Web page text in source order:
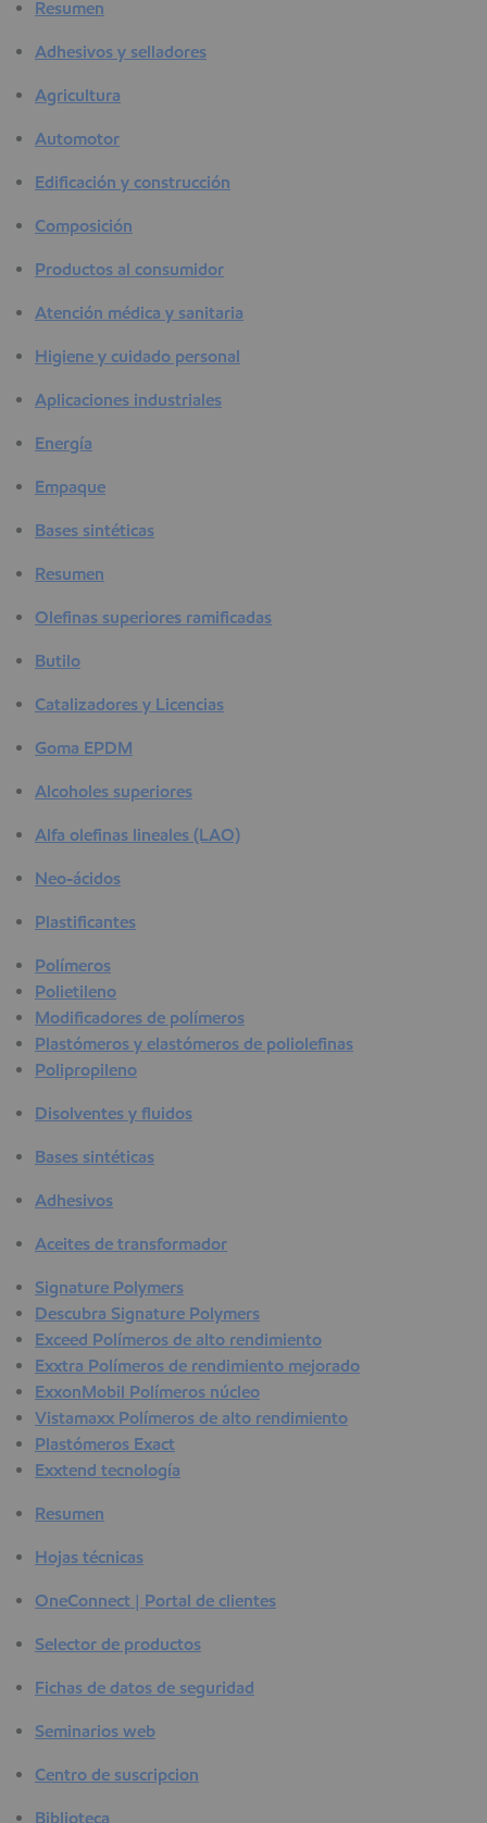
Resumen
Adhesivos y selladores
Agricultura
Automotor
Edificación y construcción
Composición
Productos al consumidor
Atención médica y sanitaria
Higiene y cuidado personal
Aplicaciones industriales
Energía
Empaque
Bases sintéticas
Resumen
Olefinas superiores ramificadas
Butilo
Catalizadores y Licencias
Goma EPDM
Alcoholes superiores
Alfa olefinas lineales (LAO)
Neo-ácidos
Plastificantes
Polímeros
Polietileno
Modificadores de polímeros
Plastómeros y elastómeros de poliolefinas
Polipropileno
Disolventes y fluidos
Bases sintéticas
Adhesivos
Aceites de transformador
Signature Polymers
Descubra Signature Polymers
Exceed Polímeros de alto rendimiento
Exxtra Polímeros de rendimiento mejorado
ExxonMobil Polímeros núcleo
Vistamaxx Polímeros de alto rendimiento
Plastómeros Exact
Exxtend tecnología
Resumen
Hojas técnicas
OneConnect | Portal de clientes
Selector de productos
Fichas de datos de seguridad
Seminarios web
Centro de suscripcion
Biblioteca